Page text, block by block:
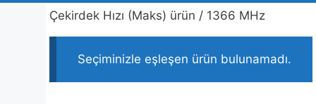
Çekirdek Hızı (Maks) ürün / 1366 MHz
Seçiminizle eşleşen ürün bulunamadı.